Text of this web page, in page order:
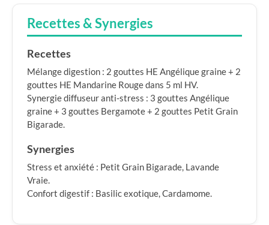
Recettes & Synergies
Recettes
Mélange digestion : 2 gouttes HE Angélique graine + 2
gouttes HE Mandarine Rouge dans 5 ml HV.
Synergie diffuseur anti-stress : 3 gouttes Angélique
graine + 3 gouttes Bergamote + 2 gouttes Petit Grain
Bigarade.
Synergies
Stress et anxiété : Petit Grain Bigarade, Lavande
Vraie.
Confort digestif : Basilic exotique, Cardamome.